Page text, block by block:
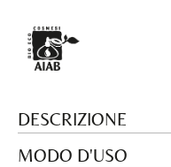
DESCRIZIONE
MODO D'USO